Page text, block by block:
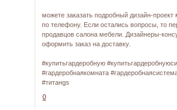
можете заказать подробный дизайн-
по телефону. Если остались вопросы, то
продавцов салона мебели. Дизайнеры-
оформить
#купитьгардеробную
#гардеробнаякомната
#титанgs
0